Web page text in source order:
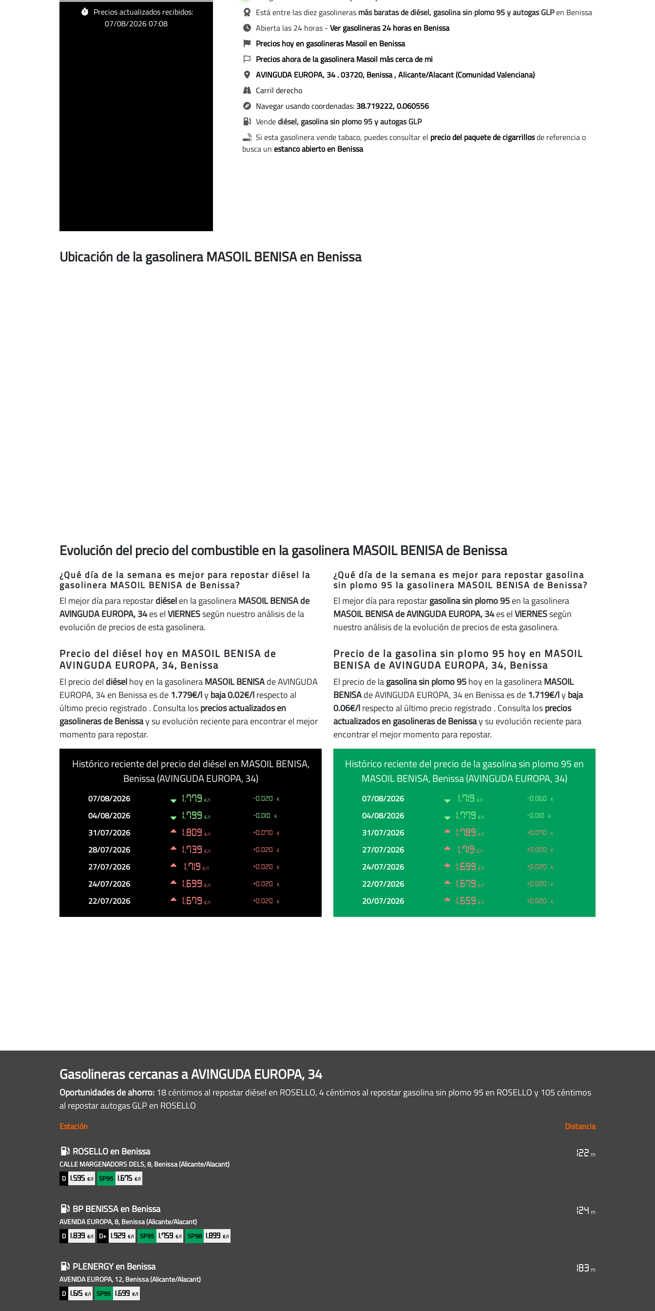
MASOIL
Precios actualizados recibidos:
07/08/2026 07:08
Está entre las diez gasolineras más baratas de diésel, gasolina sin plomo 95 y autogas GLPen Benissa
Abierta las 24 horas - Ver gasolineras 24 horas en Benissa
Precios hoy en gasolineras Masoil en Benissa
Precios ahora de la gasolinera Masoil más cerca de mi
AVINGUDA EUROPA, 34 . 03720, Benissa, Alicante/Alacant (Comunidad Valenciana)
Carril derecho
Navegar usando coordenadas: 38.719222, 0.060556
Vendediésel, gasolina sin plomo 95 y autogas GLP
Si esta gasolinera vende tabaco, puedes consultar el precio del paquete de cigarrillosde referencia o
busca un estanco abierto en Benissa
Ubicación de la gasolinera MASOIL BENISA en Benissa
Evolución del precio del combustible en la gasolinera MASOIL BENISA de Benissa
¿Qué día de la semana es mejor para repostar diésel la
gasolinera MASOIL BENISA de Benissa?
El mejor día para repostardiéselen la gasolineraMASOIL BENISA de
AVINGUDA EUROPA, 34es elVIERNESsegún nuestro análisis de la
evolución de precios de esta gasolinera.
Precio del diésel hoy en MASOIL BENISA de
AVINGUDA EUROPA, 34, Benissa
El precio del diéselhoy en la gasolineraMASOIL BENISAde AVINGUDA
EUROPA, 34 en Benissa es de 1.779€/lybaja 0.02€/lrespecto al
último precio registrado . Consulta losprecios actualizados en
gasolineras de Benissay su evolución reciente para encontrar el mejor
momento para repostar.
Histórico reciente del precio del diésel en MASOIL BENISA,
Benissa (AVINGUDA EUROPA, 34)
PrecioCambio
07/08/2026 1.779 €/l -0.020 €
04/08/2026 1.799 €/l -0.010 €
31/07/2026 1.809 €/l +0.070 €
28/07/2026 1.739 €/l +0.020 €
27/07/2026 1.719 €/l +0.020 €
24/07/2026 1.699 €/l +0.020 €
22/07/2026 1.679 €/l +0.020 €
¿Qué día de la semana es mejor para repostar gasolina
sin plomo 95 la gasolinera MASOIL BENISA de Benissa?
El mejor día para repostargasolina sin plomo 95en la gasolinera
MASOIL BENISA de AVINGUDA EUROPA, 34es elVIERNESsegún
nuestro análisis de la evolución de precios de esta gasolinera.
Precio de la gasolina sin plomo 95 hoy en MASOIL
BENISA de AVINGUDA EUROPA, 34, Benissa
El precio de lagasolina sin plomo 95hoy en la gasolineraMASOIL
BENISAde AVINGUDA EUROPA, 34 en Benissa es de 1.719€/lybaja
0.06€/lrespecto al último precio registrado . Consulta losprecios
actualizados en gasolineras de Benissay su evolución reciente para
encontrar el mejor momento para repostar.
Histórico reciente del precio de la gasolina sin plomo 95 en
MASOIL BENISA, Benissa (AVINGUDA EUROPA, 34)
PrecioCambio
07/08/2026 1.719 €/l -0.060 €
04/08/2026 1.779 €/l -0.010 €
31/07/2026 1.789 €/l +0.070 €
27/07/2026 1.719 €/l +0.020 €
24/07/2026 1.699 €/l +0.020 €
22/07/2026 1.679 €/l +0.020 €
20/07/2026 1.659 €/l +0.020 €
Gasolineras cercanas a AVINGUDA EUROPA, 34
Oportunidades de ahorro: 18 céntimos al repostar diésel en ROSELLO, 4 céntimos al repostar gasolina sin plomo 95 en ROSELLO y 105 céntimos
al repostar autogas GLP en ROSELLO
Gasolineras
baratas
cercanas
Estación Distancia
ROSELLOen Benissa
CALLE MARGENADORS DELS, 8, Benissa(Alicante/Alacant)
D 1.595 €/l SP95 1.675€/l
122 m
BP BENISSAen Benissa
AVENIDA EUROPA, 8, Benissa(Alicante/Alacant)
D 1.839 €/l D+ 1.929€/l SP95 1.759 €/l SP98 1.899€/l
124 m
PLENERGYen Benissa
AVENIDA EUROPA, 12, Benissa(Alicante/Alacant)
D 1.615 €/l SP95 1.699€/l
183 m